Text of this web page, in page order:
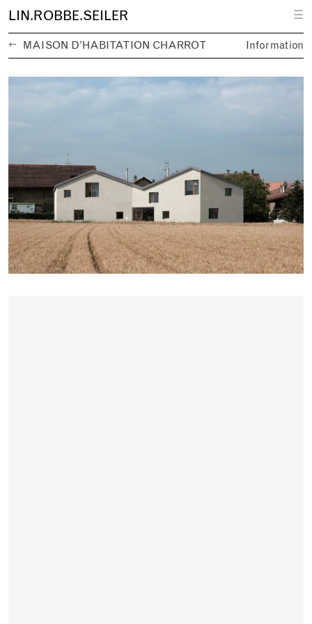
L IN. ROBBE.S EILER ☰
← MAISON D’HABITATION CHARROT Information